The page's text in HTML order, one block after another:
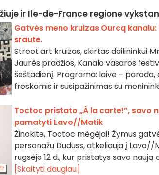
ir Ile-de-France regione
Gatvės meno kruizas Ourcq
sraute.
Street art kruizas, skirtas dailininkui
Jaurès pradžios, Kanalo vasaros
šeštadienį. Programa: laive –
freskomis ir susipažinimas su
Toctoc pristato „À la carte!”, savo
pamatyti Lavo//Matik
Žinokite, Toctoc mėgėjai! Žymus
personažu Duduss, atkeliauja į Lavo//
rugsėjo 12 d., kur pristatys savo
[Skaityti daugiau]